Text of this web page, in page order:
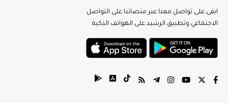
ابقى على تواصل معنا عبر منصاتنا على التواصل
الاجتماعي وتطبيق الرشيد على الهواتف الذكية.